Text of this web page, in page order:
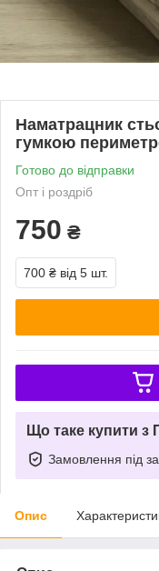
Наматрацник
гумкою
Готово до відправки
Опт і роздріб
750 ₴
700 ₴ від 5 шт.
Що таке купити з
Замовлення під
Опис